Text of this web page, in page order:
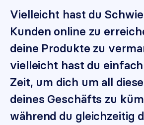
Vielleicht hast du
Kunden online zu
deine Produkte zu
vielleicht hast du
Zeit, um dich um all
deines Geschäfts zu
während du gleichzeitig